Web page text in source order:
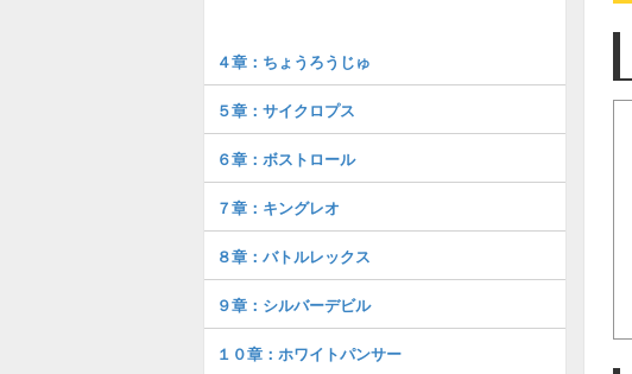
４章：ちょうろうじゅ
５章：サイクロプス
６章：ボストロール
７章：キングレオ
８章：バトルレックス
９章：シルバーデビル
１０章：ホワイトパンサー